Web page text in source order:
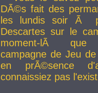
DÃ©s fait des
les lundis soir Ã
Descartes sur le
moment-lÃ que
campagne de Jeu
en prÃ©sence
connaissiez pas